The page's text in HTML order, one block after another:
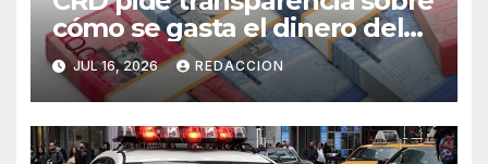
cómo se gasta el dinero del
Seguro Familiar de Salud
JUL 16, 2026 REDACCION